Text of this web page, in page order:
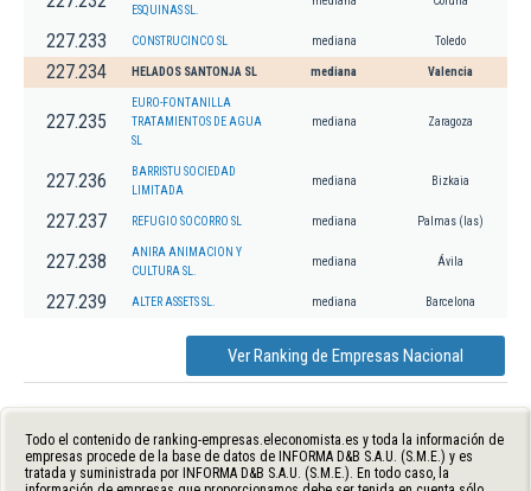
ESQUINAS SL.
227.233 CONSTRUCINCO SL mediana Toledo
227.234 HELADOS SANTONJA SL mediana Valencia
227.235
EURO-FONTANILLA
TRATAMIENTOS DE AGUA
SL
mediana Zaragoza
227.236
BARRISTU SOCIEDAD
LIMITADA
mediana Bizkaia
227.237 REFUGIO SOCORRO SL mediana Palmas (las)
227.238
ANIRA ANIMACION Y
CULTURA SL.
mediana Ávila
227.239 ALTER ASSETS SL. mediana Barcelona
Ver Ranking de Empresas Nacional
Todo el contenido de ranking-empresas.eleconomista.es y toda la información de
empresas procede de la base de datos de INFORMA D&B S.A.U. (S.M.E.) y es
tratada y suministrada por INFORMA D&B S.A.U. (S.M.E.). En todo caso, la